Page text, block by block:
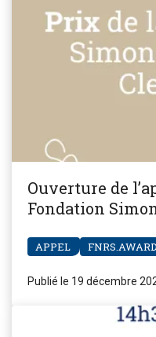
Ouverture de
Fondation
APPEL
Publié le 19 décembre